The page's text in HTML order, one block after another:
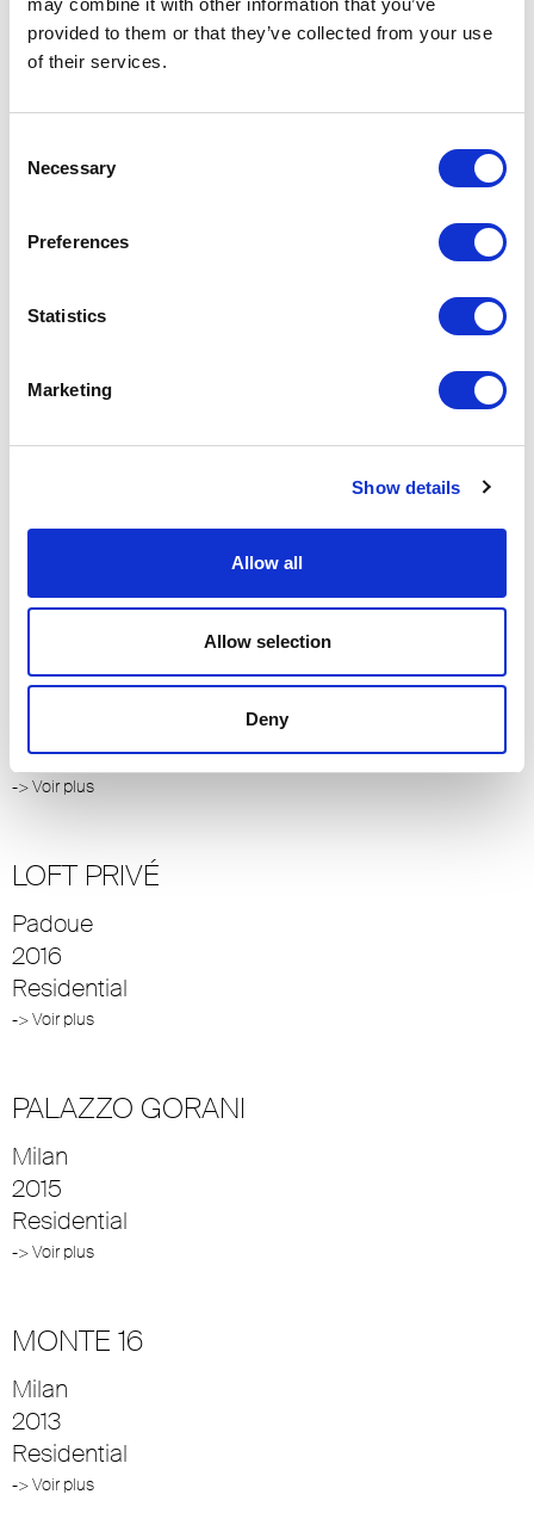
may combine it with other information that you’ve
provided to them or that they’ve collected from your use
of their services.
Selection
Necessary
Preferences
Statistics
Marketing
Show details
Allow all
Allow selection
Deny
2017
Residential
ROYAL PAVILION
2018
-> Voir plus
RÉSIDENCE PRIVÉE
Residential
VANKE – METROPOLIS
Pékin
Residential
-> Voir plus
LOFT PRIVÉ
Padoue
2016
Residential
-> Voir plus
PALAZZO GORANI
Milan
2015
Residential
-> Voir plus
MONTE 16
Milan
2013
Residential
-> Voir plus